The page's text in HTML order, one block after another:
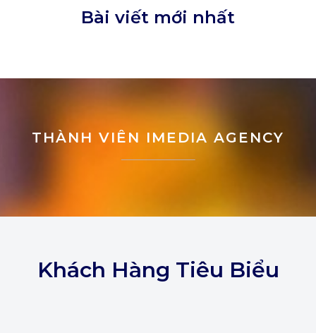
Bài viết mới nhất
THÀNH VIÊN IMEDIA AGENCY
Khách Hàng Tiêu Biểu